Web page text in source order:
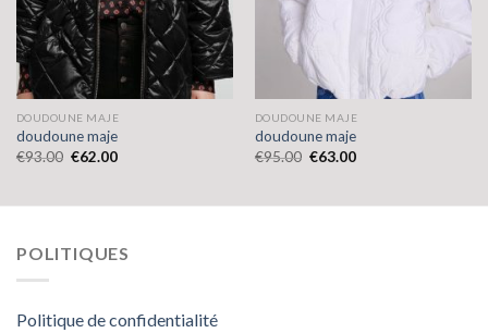
DOUDOUNE MAJE
doudoune maje
€93.00 €62.00
DOUDOUNE MAJE
doudoune maje
€95.00 €63.00
POLITIQUES
Politique de confidentialité